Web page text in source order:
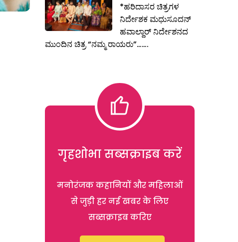
*ಹರಿದಾಸರ ಚಿತ್ರಗಳ
ನಿರ್ದೇಶಕ ಮಧುಸೂದನ್
ಹವಾಲ್ದಾರ್ ನಿರ್ದೇಶನದ
ಮುಂದಿನ ಚಿತ್ರ “ನಮ್ಮ ರಾಯರು”…….
गृहशोभा सब्सक्राइब करें
मनोरंजक कहानियों और महिलाओं
से जुड़ी हर नई खबर के लिए
सब्सक्राइब करिए